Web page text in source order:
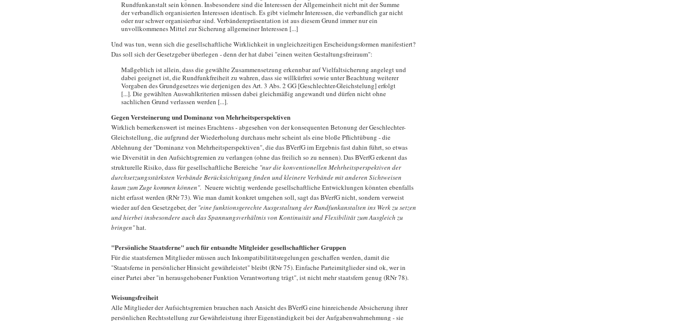
Rundfunkanstalt sein können. Insbesondere sind die Interessen der Allgemeinheit nicht mit der Summe
der verbandlich organisierten Interessen identisch. Es gibt vielmehr Interessen, die verbandlich gar nicht
oder nur schwer organisierbar sind. Verbänderepräsentation ist aus diesem Grund immer nur ein
unvollkommenes Mittel zur Sicherung allgemeiner Interessen [...]
Und was tun, wenn sich die gesellschaftliche Wirklichkeit in ungleichzeitigen Erscheidungsformen manifestiert?
Das soll sich der Gesetzgeber überlegen - denn der hat dabei "einen weiten Gestaltungsfreiraum":
Maßgeblich ist allein, dass die gewählte Zusammensetzung erkennbar auf Vielfaltsicherung angelegt und
dabei geeignet ist, die Rundfunkfreiheit zu wahren, dass sie willkürfrei sowie unter Beachtung weiterer
Vorgaben des Grundgesetzes wie derjenigen des Art. 3 Abs. 2 GG [Geschlechter-Gleichstelung] erfolgt
[...]. Die gewählten Auswahlkriterien müssen dabei gleichmäßig angewandt und dürfen nicht ohne
sachlichen Grund verlassen werden [...].
Gegen Versteinerung und Dominanz von Mehrheitsperspektiven
Wirklich bemerkenswert ist meines Erachtens - abgesehen von der konsequenten Betonung der Geschlechter-
Gleichstellung, die aufgrund der Wiederholung durchaus mehr scheint als eine bloße Pflichtübung - die
Ablehnung der "Dominanz von Mehrheitsperspektiven", die das BVerfG im Ergebnis fast dahin führt, so etwas
wie Diversität in den Aufsichtsgremien zu verlangen (ohne das freilich so zu nennen). Das BVerfG erkennt das
strukturelle Risiko, dass für gesellschaftliche Bereiche "nur die konventionellen Mehrheitsperspektiven der
durchsetzungsstärksten Verbände Berücksichtigung finden und kleinere Verbände mit anderen Sichtweisen
kaum zum Zuge kommen können". Neuere wichtig werdende gesellschaftliche Entwicklungen könnten ebenfalls
nicht erfasst werden (RNr 73). Wie man damit konkret umgehen soll, sagt das BVerfG nicht, sondern verweist
wieder auf den Gesetzgeber, der "eine funktionsgerechte Ausgestaltung der Rundfunkanstalten ins Werk zu setzen
und hierbei insbesondere auch das Spannungsverhältnis von Kontinuität und Flexibilität zum Ausgleich zu
bringen"hat.
"Persönliche Staatsferne" auch für entsandte Mitgleider gesellschaftlicher Gruppen
Für die staatsfernen Mitglieder müssen auch Inkompatibilitätsregelungen geschaffen werden, damit die
"Staatsferne in persönlicher Hinsicht gewährleistet" bleibt (RNr 75). Einfache Parteimitglieder sind ok, wer in
einer Partei aber "in herausgehobener Funktion Verantwortung trägt", ist nicht mehr staatsfern genug (RNr 78).
Weisungsfreiheit
Alle Mitglieder der Aufsichtsgremien brauchen nach Ansicht des BVerfG eine hinreichende Absicherung ihrer
persönlichen Rechtsstellung zur Gewährleistung ihrer Eigenständigkeit bei der Aufgabenwahrnehmung - sie